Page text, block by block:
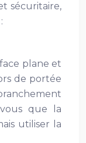
sécuritaire,
plane et
de portée
que la
utiliser la